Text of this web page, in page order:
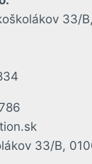
33/
33/B,